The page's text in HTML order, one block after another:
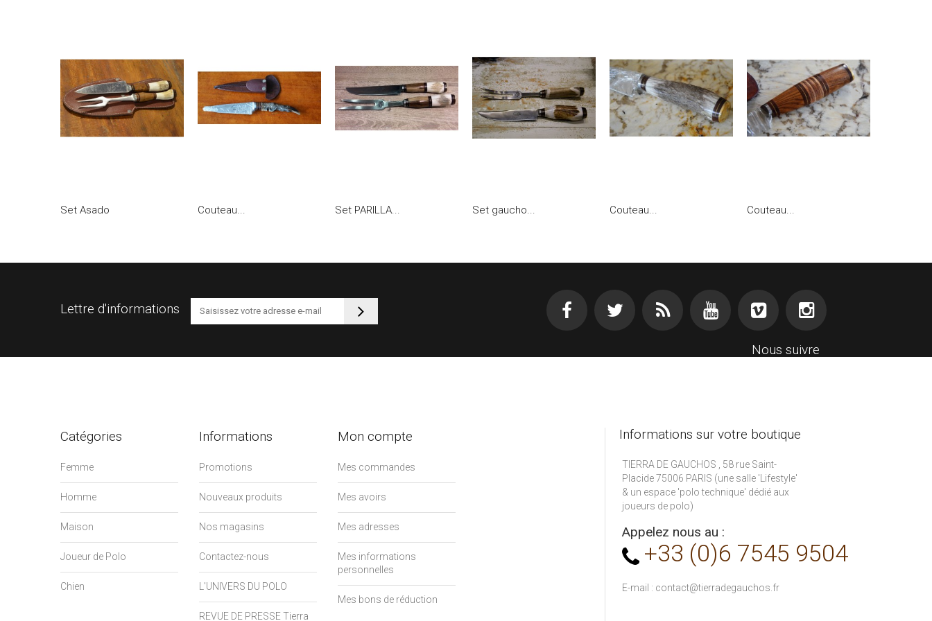
Set Asado Couteau... Set PARILLA... Set gaucho... Couteau... Couteau...
Lettre d'informations
Nous suivre
Catégories
Femme
Homme
Maison
Joueur de Polo
Chien
Informations
Promotions
Nouveaux produits
Nos magasins
Contactez-nous
L'UNIVERS DU POLO
REVUE DE PRESSE Tierra
Mon compte
Mes commandes
Mes avoirs
Mes adresses
Mes informations
personnelles
Mes bons de réduction
Informations sur votre boutique
TIERRA DE GAUCHOS , 58 rue Saint-
Placide 75006 PARIS (une salle 'Lifestyle'
& un espace 'polo technique' dédié aux
joueurs de polo)
Appelez nous au :
+33 (0)6 7545 9504
E-mail : contact@tierradegauchos.fr